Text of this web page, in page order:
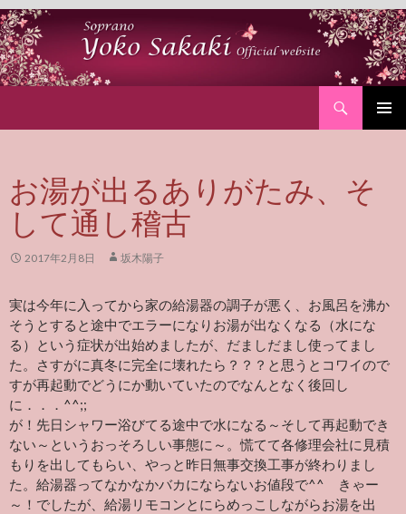
お湯が出るありがたみ、そ
して通し稽古
2017年2月8日 坂木陽子
実は今年に入ってから家の給湯器の調子が悪く、お風呂を沸か
そうとすると途中でエラーになりお湯が出なくなる（水にな
る）という症状が出始めましたが、だましだまし使ってまし
た。さすがに真冬に完全に壊れたら？？？と思うとコワイので
すが再起動でどうにか動いていたのでなんとなく後回し
に．．．^^;;
が！先日シャワー浴びてる途中で水になる～そして再起動でき
ない～というおっそろしい事態に～。慌てて各修理会社に見積
もりを出してもらい、やっと昨日無事交換工事が終わりまし
た。給湯器ってなかなかバカにならないお値段で^^ きゃー
～！でしたが、給湯リモコンとにらめっこしながらお湯を出